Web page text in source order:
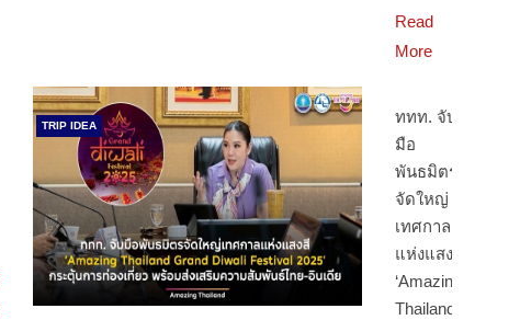
Read
More
TRIP IDEA
ททท. จับ
มือ
พันธมิตร
จัดใหญ่
เทศกาล
แห่งแสงสี
‘Amazing
Thailand